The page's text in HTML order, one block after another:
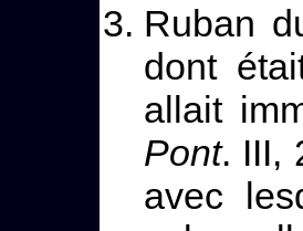
Ruban
dont
allait
Pont. III,
avec